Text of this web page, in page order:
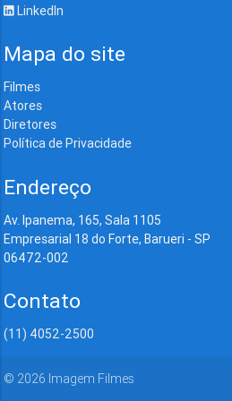
LinkedIn
Mapa do site
Filmes
Atores
Diretores
Política de Privacidade
Endereço
Av. Ipanema, 165, Sala 1105
Empresarial 18 do Forte, Barueri - SP
06472-002
Contato
(11) 4052-2500
© 2026 Imagem Filmes